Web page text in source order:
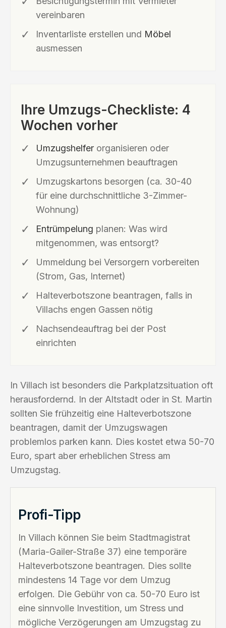
vereinbaren
Inventarliste erstellen und Möbel
ausmessen
Ihre Umzugs-Checkliste: 4
Wochen vorher
Umzugshelfer organisieren oder
Umzugsunternehmen beauftragen
Umzugskartons besorgen (ca. 30-40
für eine durchschnittliche 3-Zimmer-
Wohnung)
Entrümpelung planen: Was wird
mitgenommen, was entsorgt?
Ummeldung bei Versorgern vorbereiten
(Strom, Gas, Internet)
Halteverbotszone beantragen, falls in
Villachs engen Gassen nötig
Nachsendeauftrag bei der Post
einrichten
In Villach ist besonders die Parkplatzsituation oft
herausfordernd. In der Altstadt oder in St. Martin
sollten Sie frühzeitig eine Halteverbotszone
beantragen, damit der Umzugswagen
problemlos parken kann. Dies kostet etwa 50-70
Euro, spart aber erheblichen Stress am
Umzugstag.
Profi-Tipp
In Villach können Sie beim Stadtmagistrat
(Maria-Gailer-Straße 37) eine temporäre
Halteverbotszone beantragen. Dies sollte
mindestens 14 Tage vor dem Umzug
erfolgen. Die Gebühr von ca. 50-70 Euro ist
eine sinnvolle Investition, um Stress und
mögliche Verzögerungen am Umzugstag zu